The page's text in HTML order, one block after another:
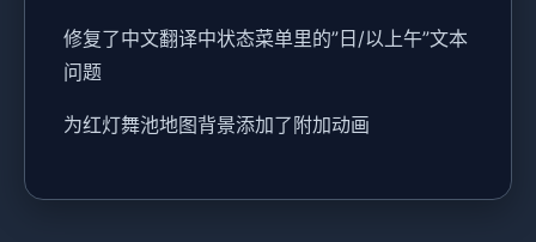
修复了中文翻译中状态菜单里的”日/以上午”文本
问题
为红灯舞池地图背景添加了附加动画